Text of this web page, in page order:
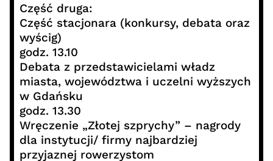
Część druga:
Część stacjonara (konkursy, debata oraz
wyścig)
godz. 13.10
Debata z przedstawicielami władz
miasta, województwa i uczelni wyższych
w Gdańsku
godz. 13.30
Wręczenie „Złotej szprychy” – nagrody
dla instytucji/ firmy najbardziej
przyjaznej rowerzystom